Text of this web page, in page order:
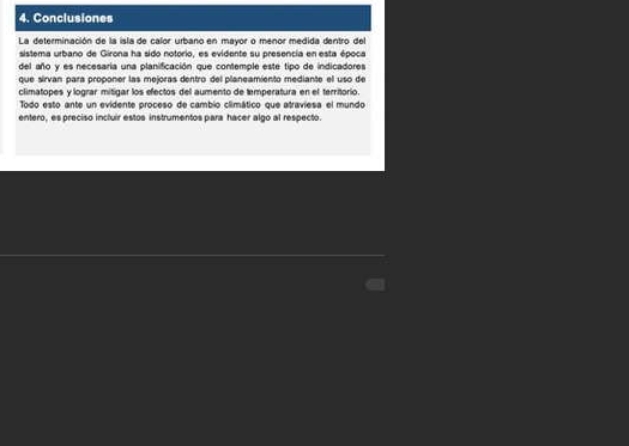
de ciudades